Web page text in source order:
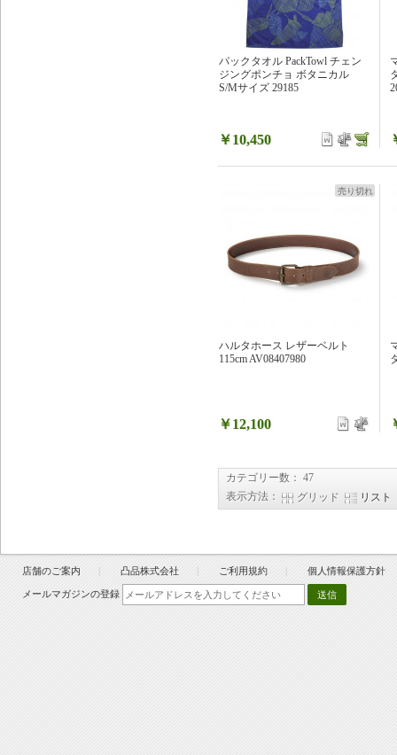
パックタオル PackTowl チェン
ジングポンチョ ボタニカル
S/Mサイズ 29185
￥10,450
ハルタホース レザーベルト
115cm AV08407980
￥12,100
売り切れ
カテゴリー数： 47
表示方法：
グリッド リスト
店舗のご案内 凸品株式会社 ご利用規約 個人情報保護方針
メールマガジンの登録 送信